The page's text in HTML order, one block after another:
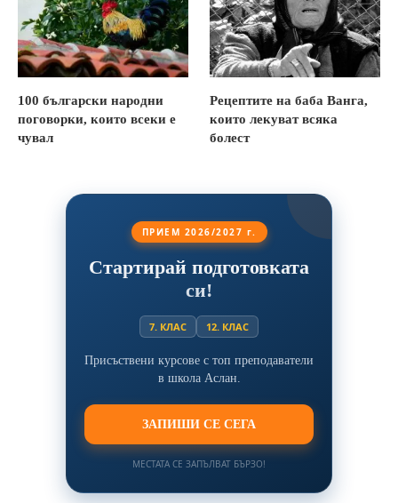
100 български народни
поговорки, които всеки е
чувал
Рецептите на баба Ванга,
които лекуват всяка
болест
ПРИЕМ 2026/2027 г.
Стартирай подготовката
си!
7. КЛАС 12. КЛАС
Присъствени курсове с топ преподаватели
в школа Аслан.
ЗАПИШИ СЕ СЕГА
МЕСТАТА СЕ ЗАПЪЛВАТ БЪРЗО!